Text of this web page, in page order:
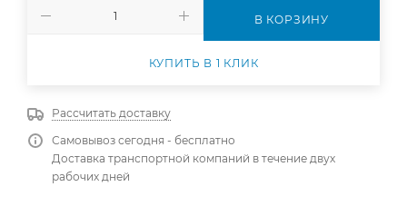
В КОРЗИНУ
КУПИТЬ В 1 КЛИК
Рассчитать доставку
Самовывоз сегодня - бесплатно
Доставка транспортной компаний в течение двух
рабочих дней